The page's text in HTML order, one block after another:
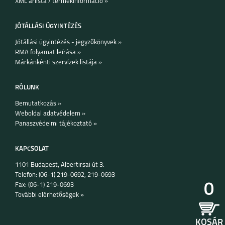
IPHONE 15 PRO MAX
IPHONE 15 IPHONE 14 PRO MAX
JÓTÁLLÁSI ÜGYINTÉZÉS
Jótállási ügyintézés - jegyzőkönyvek »
RMA folyamat leírása »
Márkánkénti szervízek listája »
RÓLUNK
Bemutatkozás »
Weboldal adatvédelem »
Panaszvédelmi tájékoztató »
KAPCSOLAT
1101 Budapest, Albertirsai út 3.
Telefon: (06-1) 219-0692, 219-0693
Fax: (06-1) 219-0693
További elérhetőségek »
0
KOSÁR